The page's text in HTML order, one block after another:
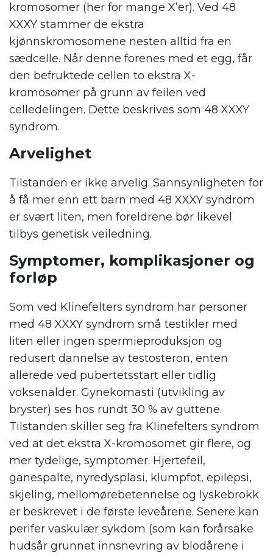
kromosomer (her for mange X’er). Ved 48
XXXY stammer de ekstra
kjønnskromosomene nesten alltid fra en
sædcelle. Når denne forenes med et egg, får
den befruktede cellen to ekstra X-
kromosomer på grunn av feilen ved
celledelingen. Dette beskrives som 48 XXXY
syndrom.
Arvelighet
Tilstanden er ikke arvelig. Sannsynligheten for
å få mer enn ett barn med 48 XXXY syndrom
er svært liten, men foreldrene bør likevel
tilbys genetisk veiledning.
Symptomer, komplikasjoner og
forløp
Som ved Klinefelters syndrom har personer
med 48 XXXY syndrom små testikler med
liten eller ingen spermieproduksjon og
redusert dannelse av testosteron, enten
allerede ved pubertetsstart eller tidlig
voksenalder. Gynekomasti (utvikling av
bryster) ses hos rundt 30 % av guttene.
Tilstanden skiller seg fra Klinefelters syndrom
ved at det ekstra X-kromosomet gir flere, og
mer tydelige, symptomer. Hjertefeil,
ganespalte, nyredysplasi, klumpfot, epilepsi,
skjeling, mellomørebetennelse og lyskebrokk
er beskrevet i de første leveårene. Senere kan
perifer vaskulær sykdom (som kan forårsake
hudsår grunnet innsnevring av blodårene i